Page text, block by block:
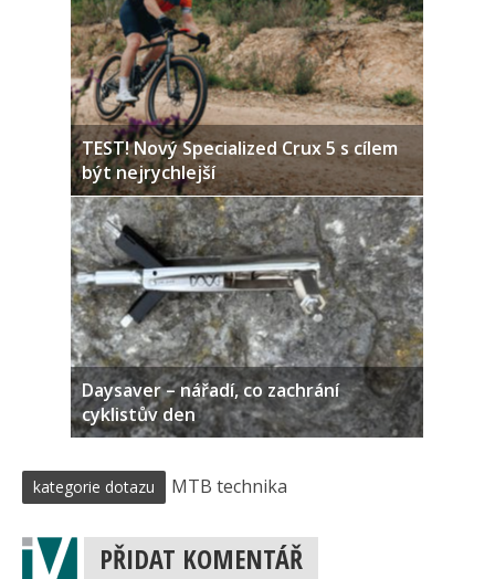
TEST! Nový Specialized Crux 5 s cílem
být nejrychlejší
Daysaver – nářadí, co zachrání
cyklistův den
kategorie dotazu MTB technika
PŘIDAT KOMENTÁŘ